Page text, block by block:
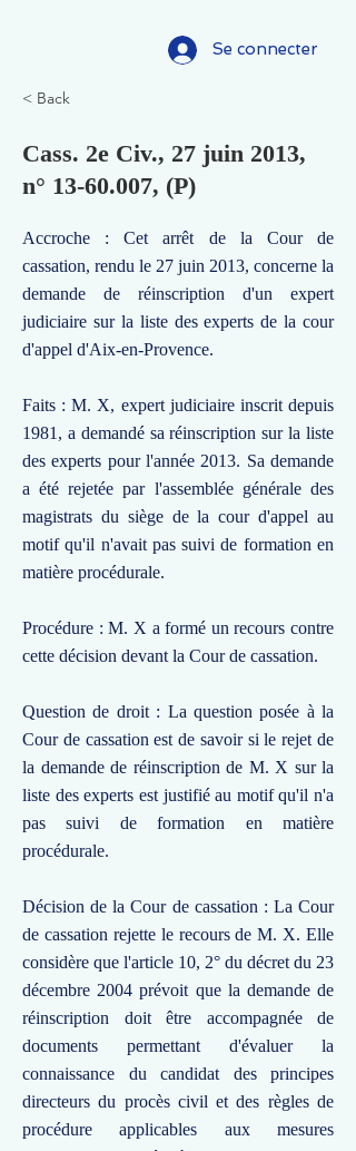
Se connecter
< Back
Cass. 2e Civ., 27 juin 2013,
n° 13-60.007, (P)
Accroche : Cet arrêt de la Cour de
cassation, rendu le 27 juin 2013, concerne la
demande de réinscription d'un expert
judiciaire sur la liste des experts de la cour
d'appel d'Aix-en-Provence.
Faits : M. X, expert judiciaire inscrit depuis
1981, a demandé sa réinscription sur la liste
des experts pour l'année 2013. Sa demande
a été rejetée par l'assemblée générale des
magistrats du siège de la cour d'appel au
motif qu'il n'avait pas suivi de formation en
matière procédurale.
Procédure : M. X a formé un recours contre
cette décision devant la Cour de cassation.
Question de droit : La question posée à la
Cour de cassation est de savoir si le rejet de
la demande de réinscription de M. X sur la
liste des experts est justifié au motif qu'il n'a
pas suivi de formation en matière
procédurale.
Décision de la Cour de cassation : La Cour
de cassation rejette le recours de M. X. Elle
considère que l'article 10, 2° du décret du 23
décembre 2004 prévoit que la demande de
réinscription doit être accompagnée de
documents permettant d'évaluer la
connaissance du candidat des principes
directeurs du procès civil et des règles de
procédure applicables aux mesures